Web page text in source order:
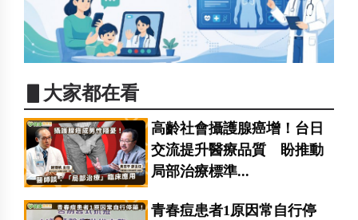
▋大家都在看
高齡社會攝護腺癌增！台日
交流提升醫療品質 盼推動
局部治療標準...
青春痘患者1原因常自行停